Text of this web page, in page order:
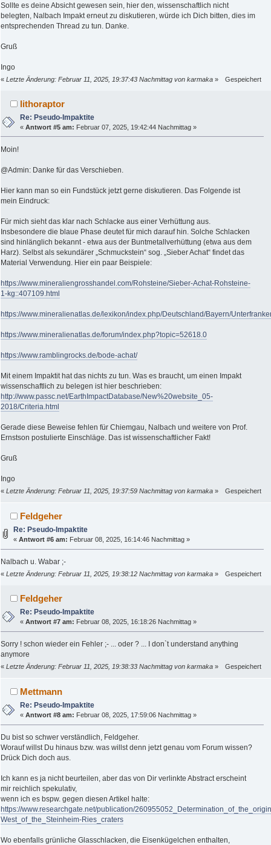
Sollte es deine Absicht gewesen sein, hier den, wissenschaftlich nicht
belegten, Nalbach Impakt erneut zu diskutieren, würde ich Dich bitten, dies im
entsprechenden Thread zu tun. Danke.
Gruß
Ingo
« Letzte Änderung: Februar 11, 2025, 19:37:43 Nachmittag von karmaka » Gespeichert
lithoraptor
Re: Pseudo-Impaktite
«Antwort #5 am: Februar 07, 2025, 19:42:44 Nachmittag »
Moin!
@Admin: Danke für das Verschieben.
Hier kann man so ein Fundstück jetzt gerne diskutieren. Das Folgende ist
mein Eindruck:
Für mich sieht das klar nach Schlacke aus einer Verhüttung aus.
Insbesondere die blaue Phase deutet für mich darauf hin. Solche Schlacken
sind hinlänglich bekannt - etwa aus der Buntmetallverhüttung (etwa aus dem
Harz). Selbst als sekundärer „Schmuckstein“ sog. „Sieber Achat“ findet das
Material Verwendung. Hier ein paar Beispiele:
https://www.mineraliengrosshandel.com/Rohsteine/Sieber-Achat-Rohsteine-
1-kg::407109.html
https://www.mineralienatlas.de/lexikon/index.php/Deutschland/Bayern/
https://www.mineralienatlas.de/forum/index.php?topic=52618.0
https://www.ramblingrocks.de/bode-achat/
Mit einem Impaktit hat das nichts zu tun. Was es braucht, um einen Impakt
wissenschaftlich zu belegen ist hier beschrieben:
http://www.passc.net/EarthImpactDatabase/New%20website_05-
2018/Criteria.html
Gerade diese Beweise fehlen für Chiemgau, Nalbach und weitere von Prof.
Ernstson postulierte Einschläge. Das ist wissenschaftlicher Fakt!
Gruß
Ingo
« Letzte Änderung: Februar 11, 2025, 19:37:59 Nachmittag von karmaka » Gespeichert
Feldgeher
Re: Pseudo-Impaktite
«Antwort #6 am: Februar 08, 2025, 16:14:46 Nachmittag »
Nalbach u. Wabar ;-
« Letzte Änderung: Februar 11, 2025, 19:38:12 Nachmittag von karmaka » Gespeichert
Feldgeher
Re: Pseudo-Impaktite
«Antwort #7 am: Februar 08, 2025, 16:18:26 Nachmittag »
Sorry ! schon wieder ein Fehler ;- ... oder ? ... I don`t understand anything
anymore
« Letzte Änderung: Februar 11, 2025, 19:38:33 Nachmittag von karmaka » Gespeichert
Mettmann
Re: Pseudo-Impaktite
«Antwort #8 am: Februar 08, 2025, 17:59:06 Nachmittag »
Du bist so schwer verständlich, Feldgeher.
Worauf willst Du hinaus bzw. was willst denn jetzt genau vom Forum wissen?
Drück Dich doch aus.
Ich kann es ja nicht beurteilen, aber das von Dir verlinkte Abstract erscheint
mir reichlich spekulativ,
wenn ich es bspw. gegen diesen Artikel halte:
https://www.researchgate.net/publication/
West_of_the_Steinheim-Ries_craters
Wo ebenfalls grünliche Glasschlacken, die Eisenkügelchen enthalten,